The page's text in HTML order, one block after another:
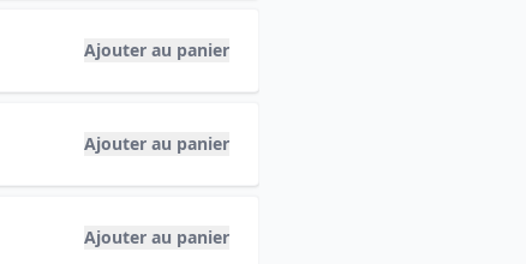
Ajouter au panier
Ajouter au panier
Ajouter au panier